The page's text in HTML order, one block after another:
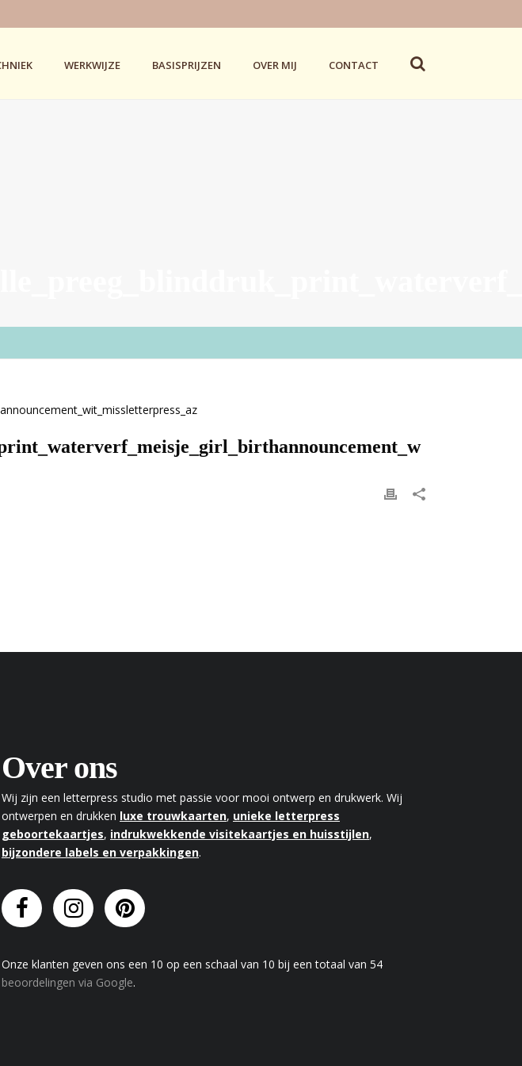
WERKWIJZE BASISPRIJZEN OVER MIJ CONTACT
Over ons
Wij zijn een letterpress studio met passie voor mooi ontwerp en drukwerk. Wij
ontwerpen en drukken luxe trouwkaarten, unieke letterpress
geboortekaartjes, indrukwekkende visitekaartjes en huisstijlen,
bijzondere labels en verpakkingen.
Onze klanten geven ons een 10 op een schaal van 10 bij een totaal van 54
beoordelingen via Google.